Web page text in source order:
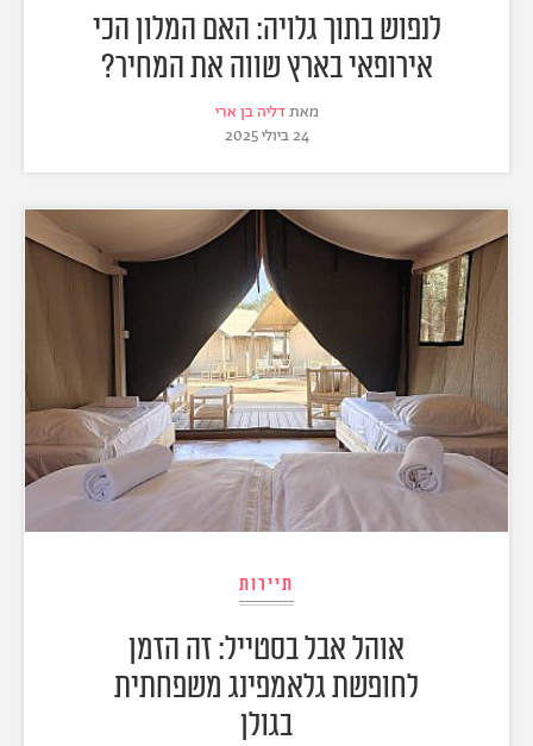
לנפוש בתוך גלויה: האם המלון הכי
אירופאי בארץ שווה את המחיר?
מאת דליה בן ארי
24 ביולי 2025
תיירות
אוהל אבל בסטייל: זה הזמן
לחופשת גלאמפינג משפחתית
בגולן